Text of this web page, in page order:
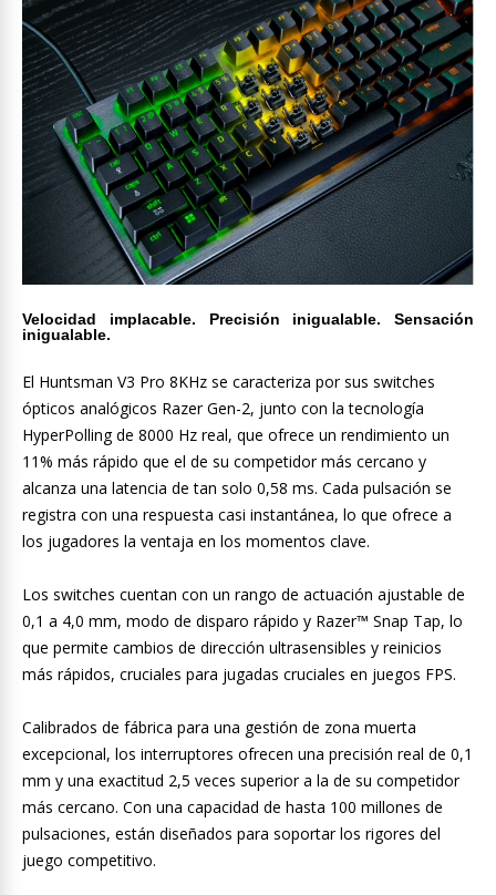
Velocidad implacable. Precisión inigualable. Sensación
inigualable.
El Huntsman V3 Pro 8KHz se caracteriza por sus switches
ópticos analógicos Razer Gen-2, junto con la tecnología
HyperPolling de 8000 Hz real, que ofrece un rendimiento un
11% más rápido que el de su competidor más cercano y
alcanza una latencia de tan solo 0,58 ms. Cada pulsación se
registra con una respuesta casi instantánea, lo que ofrece a
los jugadores la ventaja en los momentos clave.
Los switches cuentan con un rango de actuación ajustable de
0,1 a 4,0 mm, modo de disparo rápido y Razer™ Snap Tap, lo
que permite cambios de dirección ultrasensibles y reinicios
más rápidos, cruciales para jugadas cruciales en juegos FPS.
Calibrados de fábrica para una gestión de zona muerta
excepcional, los interruptores ofrecen una precisión real de 0,1
mm y una exactitud 2,5 veces superior a la de su competidor
más cercano. Con una capacidad de hasta 100 millones de
pulsaciones, están diseñados para soportar los rigores del
juego competitivo.